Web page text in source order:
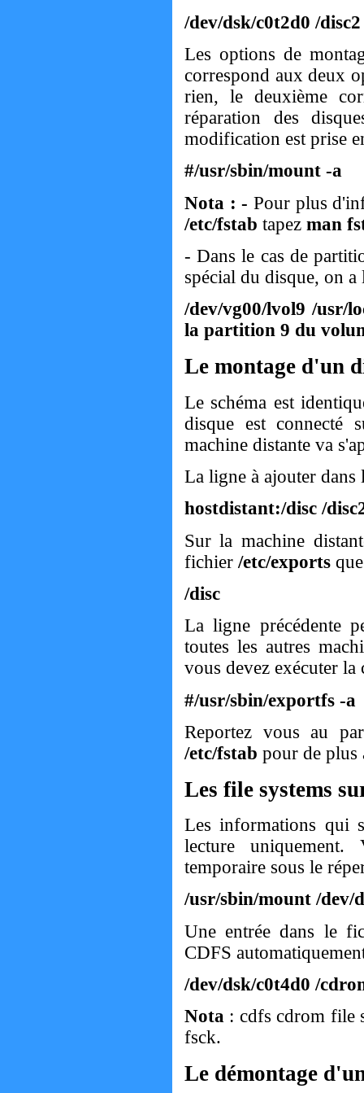
/dev/dsk/c0t2d0 /
Les options de
correspond aux deux
rien, le deuxième
réparation des
modification est prise
#/usr/sbin/mount -a
Nota : - Pour plus
/etc/fstab tapez man
- Dans le cas de
spécial du disque, on
/dev/vg00/lvol9 /usr/
la partition 9 du
Le montage d'un
Le schéma est
disque est connecté
machine distante va
La ligne à ajouter
hostdistant:/disc /
Sur la machine
fichier /etc/exports
/disc
La ligne précédente
toutes les autres
vous devez exécuter la
#/usr/sbin/exportfs -a
Reportez vous au
/etc/fstab pour de plus
Les file systems
Les informations qui
lecture
temporaire sous le
/usr/sbin/mount /dev/
Une entrée dans le
CDFS
/dev/dsk/c0t4d0 /
Nota : cdfs cdrom file
fsck.
Le démontage